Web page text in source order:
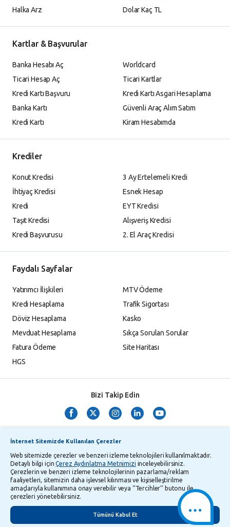
Halka Arz
Dolar Kaç TL
Kartlar & Başvurular
Banka Hesabı Aç
Ticari Hesap Aç
Kredi Kartı Başvuru
Banka Kartı
Kredi Kartı
Worldcard
Ticari Kartlar
Kredi Kartı Asgari Hesaplama
Güvenli Araç Alım Satım
Kiram Hesabımda
Krediler
Konut Kredisi
İhtiyaç Kredisi
Kredi
Taşıt Kredisi
Kredi Başvurusu
3 Ay Ertelemeli Kredi
Esnek Hesap
EYT Kredisi
Alışveriş Kredisi
2. El Araç Kredisi
Faydalı Sayfalar
Yatırımcı İlişkileri
Kredi Hesaplama
Döviz Hesaplama
Mevduat Hesaplama
Fatura Ödeme
HGS
MTV Ödeme
Trafik Sigortası
Kasko
Sıkça Sorulan Sorular
Site Haritası
Bizi Takip Edin
TMSF ve YTM Zaman Aşımı Listesi Bilgi Toplumu Hizmetleri
Kişisel Verilerin Korunması Gizlilik Politikası Çerez Aydınlatma Metni
İletişim English
İnternet Sitemizde Kullanılan Çerezler
Web sitemizde çerezler ve benzeri izleme teknolojileri kullanılmaktadır.
Detaylı bilgi içinÇerez Aydınlatma Metnimizi inceleyebilirsiniz.
Çerezlerin ve benzeri izleme teknolojilerinin pazarlama/reklam
faaliyetleri, sitemizin daha işlevsel kılınması ve kişiselleştirilme
amaçlarıyla kullanımına onay verebilir veya ‘’Tercihler’’ butonu ile
çerezleri yönetebilirsiniz.
Tümünü Kabul Et